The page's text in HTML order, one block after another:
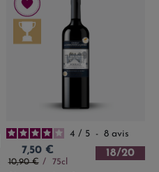
4 / 5 - 8 avis
Prix
7,50 €
Prix de base
10,90 € 75cl
18/20